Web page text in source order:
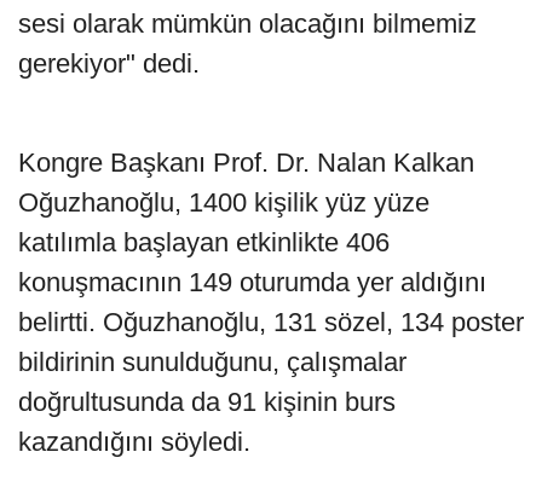
sesi olarak mümkün olacağını bilmemiz
gerekiyor" dedi.
Kongre Başkanı Prof. Dr. Nalan Kalkan
Oğuzhanoğlu, 1400 kişilik yüz yüze
katılımla başlayan etkinlikte 406
konuşmacının 149 oturumda yer aldığını
belirtti. Oğuzhanoğlu, 131 sözel, 134 poster
bildirinin sunulduğunu, çalışmalar
doğrultusunda da 91 kişinin burs
kazandığını söyledi.